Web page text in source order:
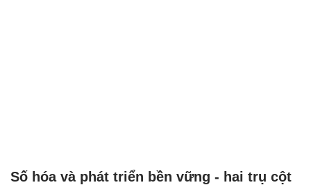
Số hóa và phát triển bền vững - hai trụ cột